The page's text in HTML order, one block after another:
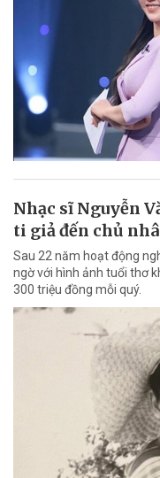
Nhạc sĩ Nguyễn
ti giả đến chủ
Sau 22 năm hoạt động
ngờ với hình ảnh tuổi thơ
300 triệu đồng mỗi quý.